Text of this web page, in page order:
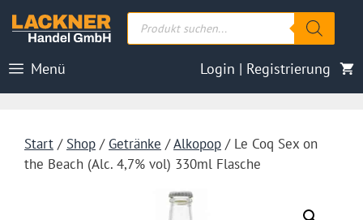
Inhalt
Products
search
Menü Login | Registrierung
Start / Shop / Getränke /Alkopop / Le Coq Sex on
the Beach (Alc. 4,7% vol) 330ml Flasche